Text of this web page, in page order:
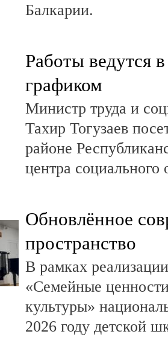
Балкарии.
Работы ведутся
графиком
Министр труда и
Тахир Тогузаев
районе
центра
Обновлённое
пространство
В рамках
«Семейные
культуры»
2026 году детской